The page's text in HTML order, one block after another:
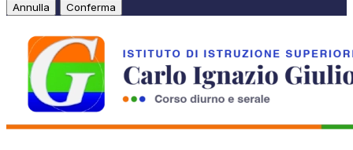
Annulla Conferma